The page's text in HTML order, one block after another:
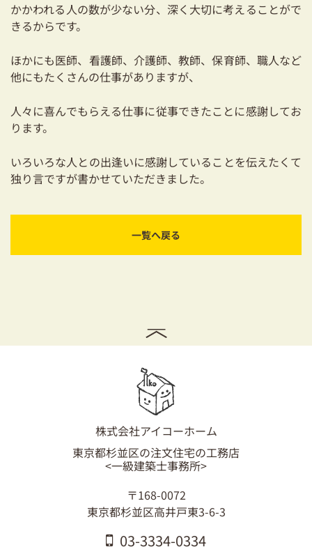
かかわれる人の数が少ない分、深く大切に考えることがで
きるからです。
ほかにも医師、看護師、介護師、教師、保育師、職人など
他にもたくさんの仕事がありますが、
人々に喜んでもらえる仕事に従事できたことに感謝してお
ります。
いろいろな人との出逢いに感謝していることを伝えたくて
独り言ですが書かせていただきました。
一覧へ戻る
株式会社アイコーホーム
東京都杉並区の注文住宅の工務店
<一級建築士事務所>
〒168-0072
東京都杉並区高井戸東3-6-3
03-3334-0334